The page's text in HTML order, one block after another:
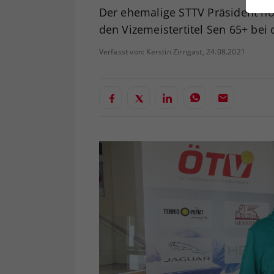
Der ehemalige STTV Präsident
den Vizemeistertitel Sen 65+ bei
Verfasst von: Kerstin Zirngast, 24.08.2021